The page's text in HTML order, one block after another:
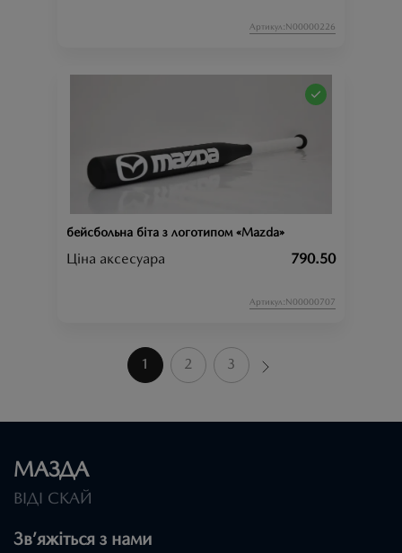
Артикул:N00000226
бейсбольна біта з логотипом «Mazda»
Ціна аксесуара 790.50
Артикул:N00000707
1 2 3
МАЗДА
ВІДІ СКАЙ
Зв’яжіться з нами